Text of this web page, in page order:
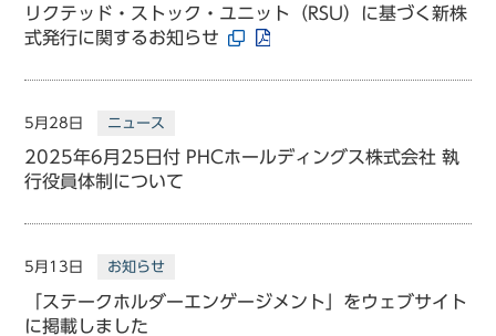
リクテッド・ストック・ユニット（RSU）に基づく新株
式発行に関するお知らせ
5月28日 ニュース
2025年6月25日付 PHCホールディングス株式会社 執
行役員体制について
5月13日 お知らせ
「ステークホルダーエンゲージメント」をウェブサイト
に掲載しました